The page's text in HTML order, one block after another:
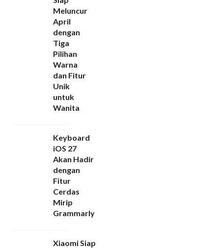
Meluncur
April
dengan
Tiga
Pilihan
Warna
dan Fitur
Unik
untuk
Wanita
Keyboard
iOS 27
Akan Hadir
dengan
Fitur
Cerdas
Mirip
Grammarly
Xiaomi Siap